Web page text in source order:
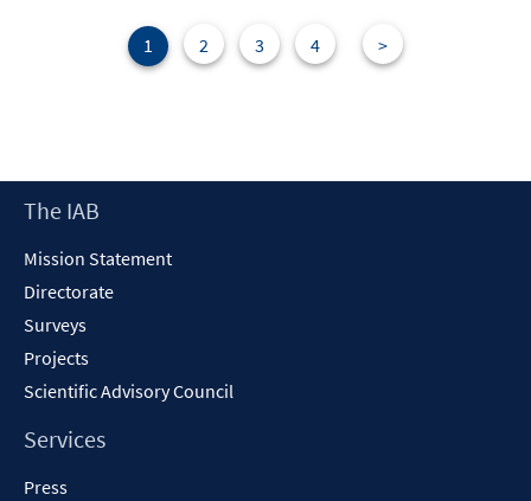
1 2 3 4 >
Footer
The IAB
Mission Statement
Directorate
Surveys
Projects
Scientific Advisory Council
Services
Press